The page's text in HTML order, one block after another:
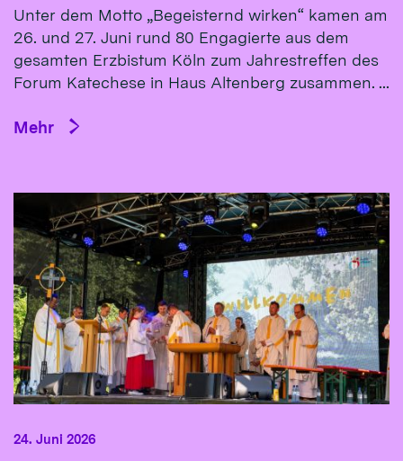
Unter dem Motto „Begeisternd wirken“ kamen am
26. und 27. Juni rund 80 Engagierte aus dem
gesamten Erzbistum Köln zum Jahrestreffen des
Forum Katechese in Haus Altenberg zusammen. ...
Mehr
24. Juni 2026